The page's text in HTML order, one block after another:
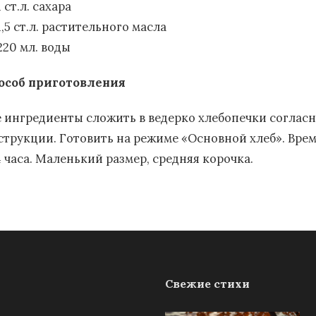
ст.л. сахара
ст.л. растительного масла
мл. воды
приготовления
ингредиенты сложить в ведерко хлебопечки
Готовить на режиме «Основной хлеб».
Маленький размер, средняя корочка.
Свежие стихи